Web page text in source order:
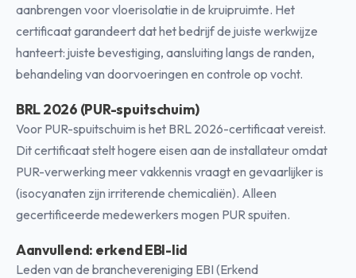
aanbrengen voor vloerisolatie in de kruipruimte. Het
certificaat garandeert dat het bedrijf de juiste werkwijze
hanteert: juiste bevestiging, aansluiting langs de randen,
behandeling van doorvoeringen en controle op vocht.
BRL 2026 (PUR-spuitschuim)
Voor PUR-spuitschuim is het BRL 2026-certificaat vereist.
Dit certificaat stelt hogere eisen aan de installateur omdat
PUR-verwerking meer vakkennis vraagt en gevaarlijker is
(isocyanaten zijn irriterende chemicaliën). Alleen
gecertificeerde medewerkers mogen PUR spuiten.
Aanvullend: erkend EBI-lid
Leden van de branchevereniging EBI (Erkend